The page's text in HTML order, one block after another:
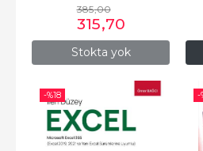
Stokta yok
385,00
315,70
-%18 -